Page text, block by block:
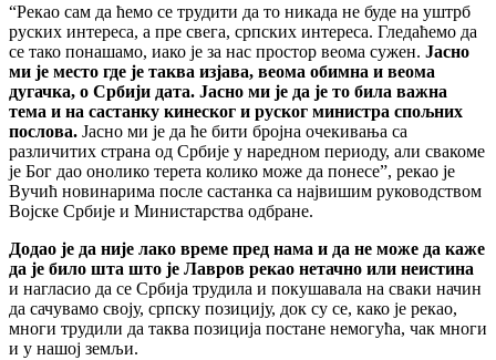
“Рекао сам да ћемо се трудити да то никада не буде на уштрб
руских интереса, а пре свега, српских интереса. Гледаћемо да
се тако понашамо, иако је за нас простор веома сужен. Јасно
ми је место где је таква изјава, веома обимна и веома
дугачка, о Србији дата. Јасно ми је да је то била важна
тема и на састанку кинеског и руског министра спољних
послова. Јасно ми је да ће бити бројна очекивања са
различитих страна од Србије у наредном периоду, али свакоме
је Бог дао онолико терета колико може да понесе”, рекао је
Вучић новинарима после састанка са највишим руководством
Војске Србије и Министарства одбране.
Додао је да није лако време пред нама и да не може да каже
да је било шта што је Лавров рекао нетачно или неистина
и нагласио да се Србија трудила и покушавала на сваки начин
да сачувамо своју, српску позицију, док су се, како је рекао,
многи трудили да таква позиција постане немогућа, чак многи
и у нашој земљи.